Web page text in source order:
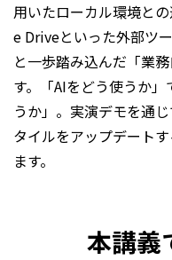
用いたローカル環境と
e Driveといった外部ツ
と一歩踏み込んだ「業
す。「AIをどう使うか
うか」。実演デモを通
タイルをアップデート
ます。
本講義